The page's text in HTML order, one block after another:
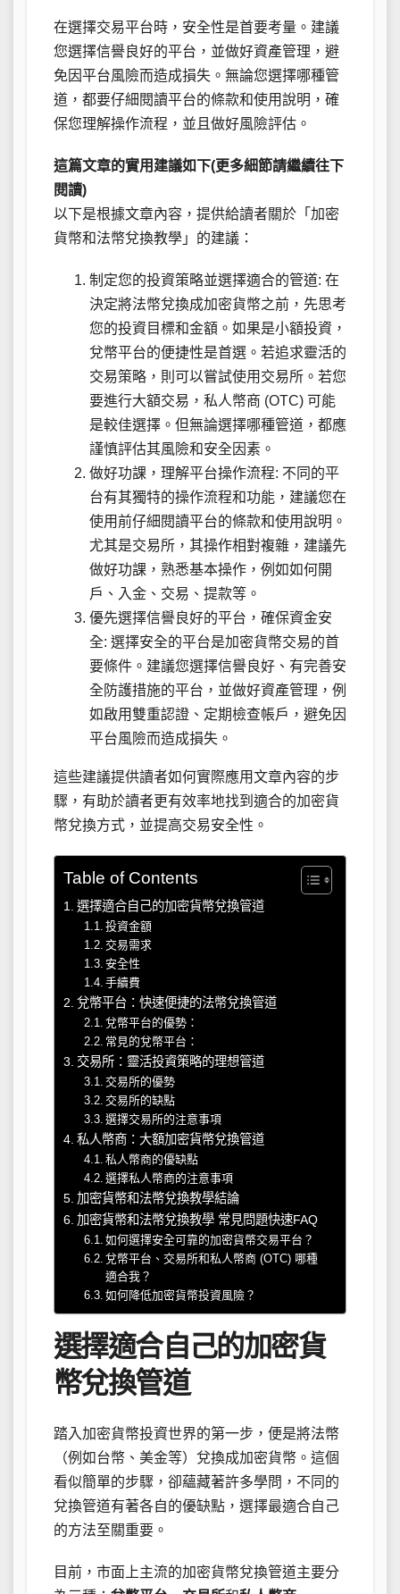
在選擇交易平台時，安全性是首要考量。建議
您選擇信譽良好的平台，並做好資產管理，避
免因平台風險而造成損失。無論您選擇哪種管
道，都要仔細閱讀平台的條款和使用說明，確
保您理解操作流程，並且做好風險評估。
這篇文章的實用建議如下(更多細節請繼續往下
閱讀)
以下是根據文章內容，提供給讀者關於「加密
貨幣和法幣兌換教學」的建議：
制定您的投資策略並選擇適合的管道: 在
決定將法幣兌換成加密貨幣之前，先思考
您的投資目標和金額。如果是小額投資，
兌幣平台的便捷性是首選。若追求靈活的
交易策略，則可以嘗試使用交易所。若您
要進行大額交易，私人幣商 (OTC) 可能
是較佳選擇。但無論選擇哪種管道，都應
謹慎評估其風險和安全因素。
做好功課，理解平台操作流程: 不同的平
台有其獨特的操作流程和功能，建議您在
使用前仔細閱讀平台的條款和使用說明。
尤其是交易所，其操作相對複雜，建議先
做好功課，熟悉基本操作，例如如何開
戶、入金、交易、提款等。
優先選擇信譽良好的平台，確保資金安
全: 選擇安全的平台是加密貨幣交易的首
要條件。建議您選擇信譽良好、有完善安
全防護措施的平台，並做好資產管理，例
如啟用雙重認證、定期檢查帳戶，避免因
平台風險而造成損失。
這些建議提供讀者如何實際應用文章內容的步
驟，有助於讀者更有效率地找到適合的加密貨
幣兌換方式，並提高交易安全性。
Table of Contents
選擇適合自己的加密貨幣兌換管道
投資金額
交易需求
安全性
手續費
兌幣平台：快速便捷的法幣兌換管道
兌幣平台的優勢：
常見的兌幣平台：
交易所：靈活投資策略的理想管道
交易所的優勢
交易所的缺點
選擇交易所的注意事項
私人幣商：大額加密貨幣兌換管道
私人幣商的優缺點
選擇私人幣商的注意事項
加密貨幣和法幣兌換教學結論
加密貨幣和法幣兌換教學 常見問題快速FAQ
如何選擇安全可靠的加密貨幣交易平台？
兌幣平台、交易所和私人幣商 (OTC) 哪種
適合我？
如何降低加密貨幣投資風險？
選擇適合自己的加密貨
幣兌換管道
踏入加密貨幣投資世界的第一步，便是將法幣
（例如台幣、美金等）兌換成加密貨幣。這個
看似簡單的步驟，卻蘊藏著許多學問，不同的
兌換管道有著各自的優缺點，選擇最適合自己
的方法至關重要。
目前，市面上主流的加密貨幣兌換管道主要分